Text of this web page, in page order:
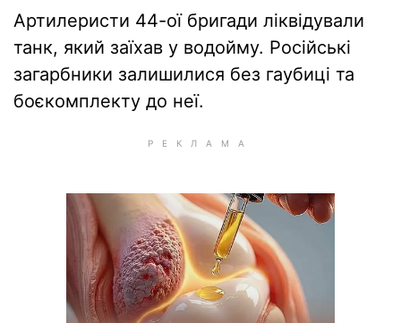
Артилеристи 44-ої бригади ліквідували
танк, який заїхав у водойму. Російські
загарбники залишилися без гаубиці та
боєкомплекту до неї.